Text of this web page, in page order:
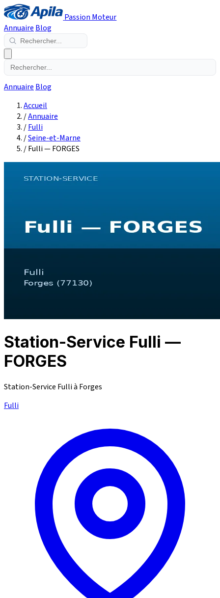
Passion Moteur
Annuaire Blog
Annuaire Blog
Accueil
/Annuaire
/Fulli
/Seine-et-Marne
/Fulli — FORGES
Station-Service Fulli —
FORGES
Station-Service Fulli à Forges
Fulli